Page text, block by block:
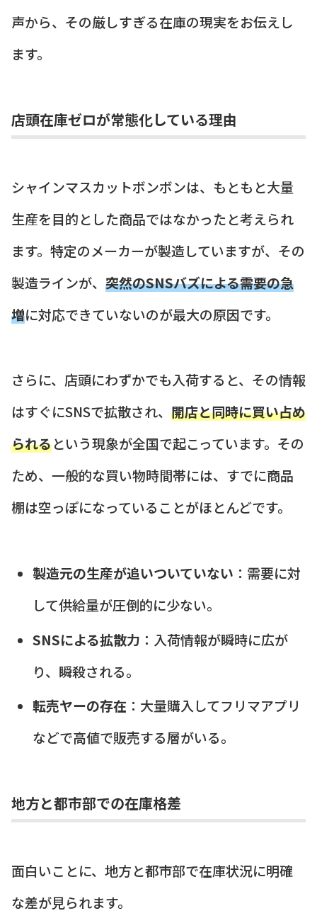
声から、その厳しすぎる在庫の現実をお伝えし
ます。
店頭在庫ゼロが常態化している理由
シャインマスカットボンボンは、もともと大量
生産を目的とした商品ではなかったと考えられ
ます。特定のメーカーが製造していますが、その
製造ラインが、 突然のSNSバズによる需要の急
増に対応できていないのが最大の原因です。
さらに、店頭にわずかでも入荷すると、その情報
はすぐにSNSで拡散され、 開店と同時に買い占め
られるという現象が全国で起こっています。その
ため、一般的な買い物時間帯には、すでに商品
棚は空っぽになっていることがほとんどです。
製造元の生産が追いついていない ：需要に対
して供給量が圧倒的に少ない。
SNSによる拡散力 ：入荷情報が瞬時に広が
り、瞬殺される。
転売ヤーの存在 ：大量購入してフリマアプリ
などで高値で販売する層がいる。
地方と都市部での在庫格差
面白いことに、地方と都市部で在庫状況に明確
な差が見られます。